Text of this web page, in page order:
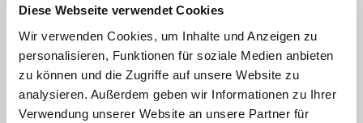
Diese Webseite verwendet Cookies
Wir verwenden Cookies, um Inhalte und Anzeigen zu
personalisieren, Funktionen für soziale Medien anbieten
zu können und die Zugriffe auf unsere Website zu
analysieren. Außerdem geben wir Informationen zu Ihrer
Verwendung unserer Website an unsere Partner für
als es der plötzliche Einsturz aller Kirchen
in Pennsylvaniasein könnte und noch
dazu der 'Basilika der Unbefleckten
Empfängnis in Washington'."Gänswein
ist als Privatsekretär für den emeritierten